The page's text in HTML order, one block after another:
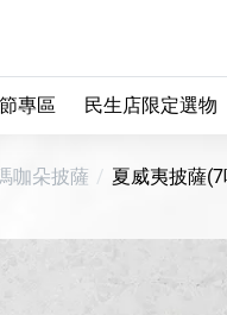
專區 民生店限定選物
咖朵披薩 夏威夷披薩